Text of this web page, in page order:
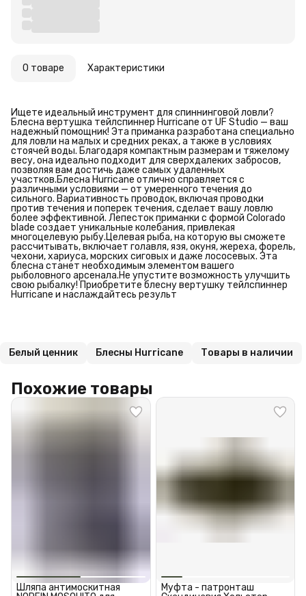
О товаре Характеристики
Ищете идеальный инструмент для спиннинговой ловли?
Блесна вертушка тейлспиннер Hurricane от UF Studio — ваш
надежный помощник! Эта приманка разработана специально
для ловли на малых и средних реках, а также в условиях
стоячей воды. Благодаря компактным размерам и тяжелому
весу, она идеально подходит для сверхдалеких забросов,
позволяя вам достичь даже самых удаленных
участков.Блесна Hurricane отлично справляется с
различными условиями — от умеренного течения до
сильного. Вариативность проводок, включая проводки
против течения и поперек течения, сделает вашу ловлю
более эффективной. Лепесток приманки с формой Colorado
blade создает уникальные колебания, привлекая
многоцелевую рыбу.Целевая рыба, на которую вы сможете
рассчитывать, включает голавля, язя, окуня, жереха, форель,
чехони, хариуса, морских сиговых и даже лососевых. Эта
блесна станет необходимым элементом вашего
рыболовного арсенала.Не упустите возможность улучшить
свою рыбалку! Приобретите блесну вертушку тейлспиннер
Hurricane и наслаждайтесь результ
Белый ценник Блесны Hurricane Товары в наличии
Похожие товары
Шляпа антимоскитная
Муфта - патронташ